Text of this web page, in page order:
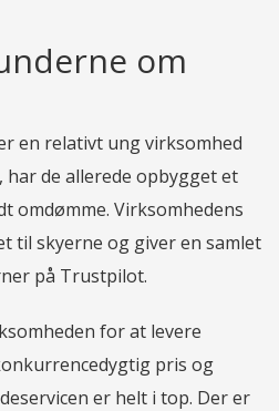
om
en relativt ung virksomhed
har de allerede opbygget et
omdømme. Virksomhedens
til skyerne og giver en samlet
på Trustpilot.
for at levere
pris og
er helt i top. Der er